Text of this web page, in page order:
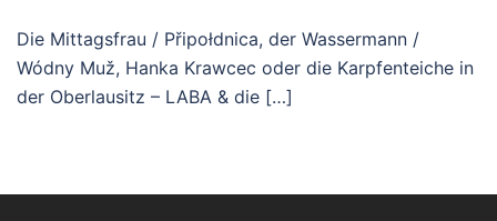
Die Mittagsfrau / Připołdnica, der Wassermann /
Wódny Muž, Hanka Krawcec oder die Karpfenteiche in
der Oberlausitz – LABA & die […]